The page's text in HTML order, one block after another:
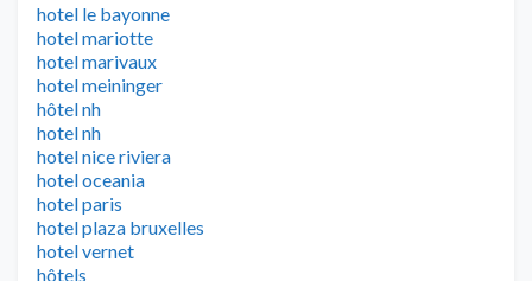
hotel le bayonne
hotel mariotte
hotel marivaux
hotel meininger
hôtel nh
hotel nh
hotel nice riviera
hotel oceania
hotel paris
hotel plaza bruxelles
hotel vernet
hôtels